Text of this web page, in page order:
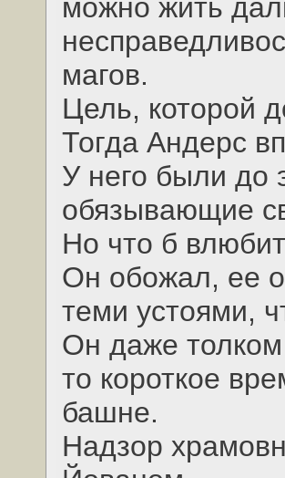
можно жить
магов.
Цель, которой
Тогда Андерс
У него были до
обязывающие
Но что б
Он обожал, ее
теми устоями,
Он даже толком
то короткое
башне.
Надзор